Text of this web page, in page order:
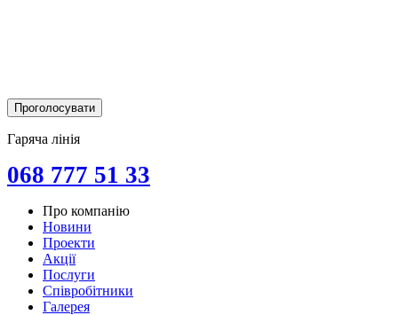
Гаряча лінія
068 777 51 33
Про компанію
Новини
Проекти
Акції
Послуги
Співробітники
Галерея